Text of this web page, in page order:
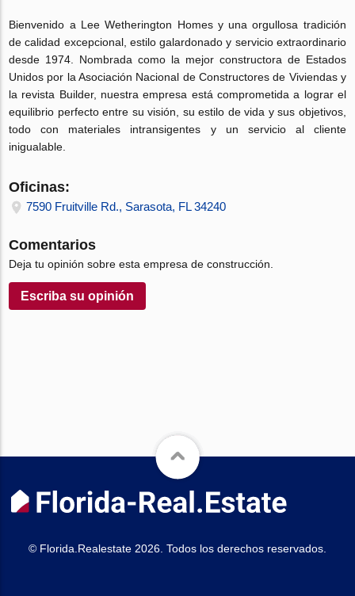
Bienvenido a Lee Wetherington Homes y una orgullosa tradición
de calidad excepcional, estilo galardonado y servicio extraordinario
desde 1974. Nombrada como la mejor constructora de Estados
Unidos por la Asociación Nacional de Constructores de Viviendas y
la revista Builder, nuestra empresa está comprometida a lograr el
equilibrio perfecto entre su visión, su estilo de vida y sus objetivos,
todo con materiales intransigentes y un servicio al cliente
inigualable.
Oficinas:
7590 Fruitville Rd., Sarasota, FL 34240
Comentarios
Deja tu opinión sobre esta empresa de construcción.
Escriba su opinión
© Florida.Realestate 2026. Todos los derechos reservados.